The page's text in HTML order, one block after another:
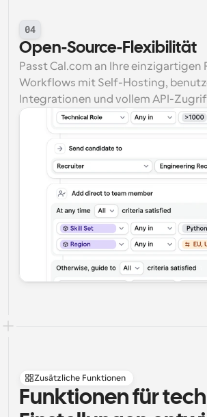
04
Open-Source-Flexibilität
Passt Cal.com an Ihre einzigartigen
Workflows mit Self-Hosting,
Integrationen und vollem API-
Zusätzliche Funktionen
Funktionen für